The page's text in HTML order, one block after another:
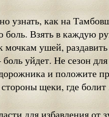
узнать, как на
боль. Взять в каждую
ушей, раздавить
уйдет. Не сезон
и положите
щеки, где болит
для избавления от